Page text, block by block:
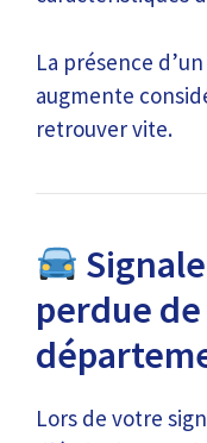
La présence
augmente
retrouver vite.
perdue
Lors de votre